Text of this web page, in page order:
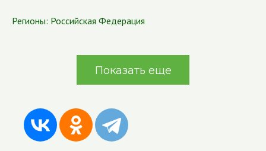
Регионы: Российская Федерация
Показать еще